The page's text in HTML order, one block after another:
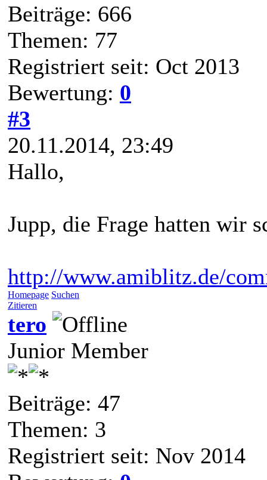
Beiträge: 666
Themen: 77
Registriert seit: Oct 2013
Bewertung: 0
#3
20.11.2014, 23:49
Hallo,
Jupp, die Frage hatten wir
http://www.amiblitz.de/
Homepage Suchen
Zitieren
tero
Junior Member
Beiträge: 47
Themen: 3
Registriert seit: Nov 2014